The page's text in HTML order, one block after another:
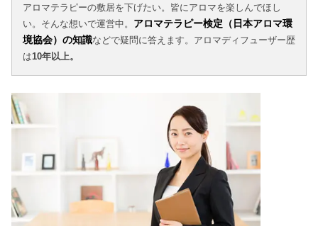
アロマテラピーの敷居を下げたい。皆にアロマを楽しんでほし
い。そんな想いで運営中。 アロマテラピー検定（日本アロマ環
境協会）の知識などで疑問に答えます。アロマディフューザー歴
は10年以上。